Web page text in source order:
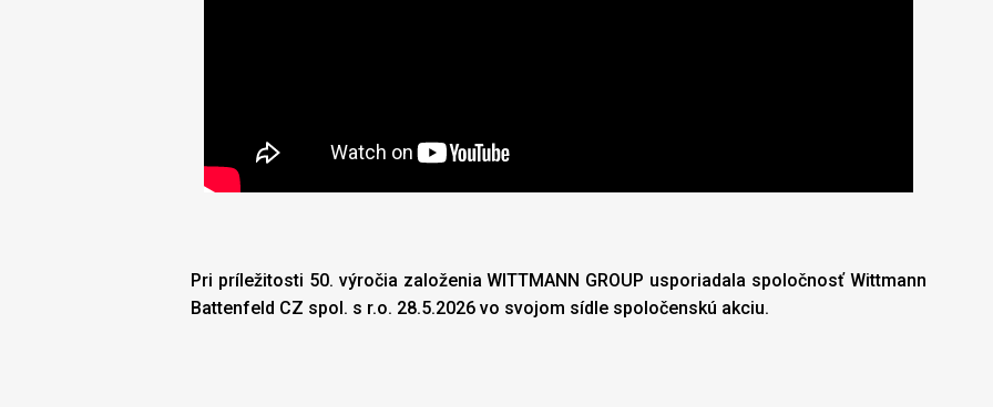
Pri príležitosti 50. výročia založenia WITTMANN GROUP usporiadala spoločnosť Wittmann
Battenfeld CZ spol. s r.o. 28.5.2026 vo svojom sídle spoločenskú akciu.